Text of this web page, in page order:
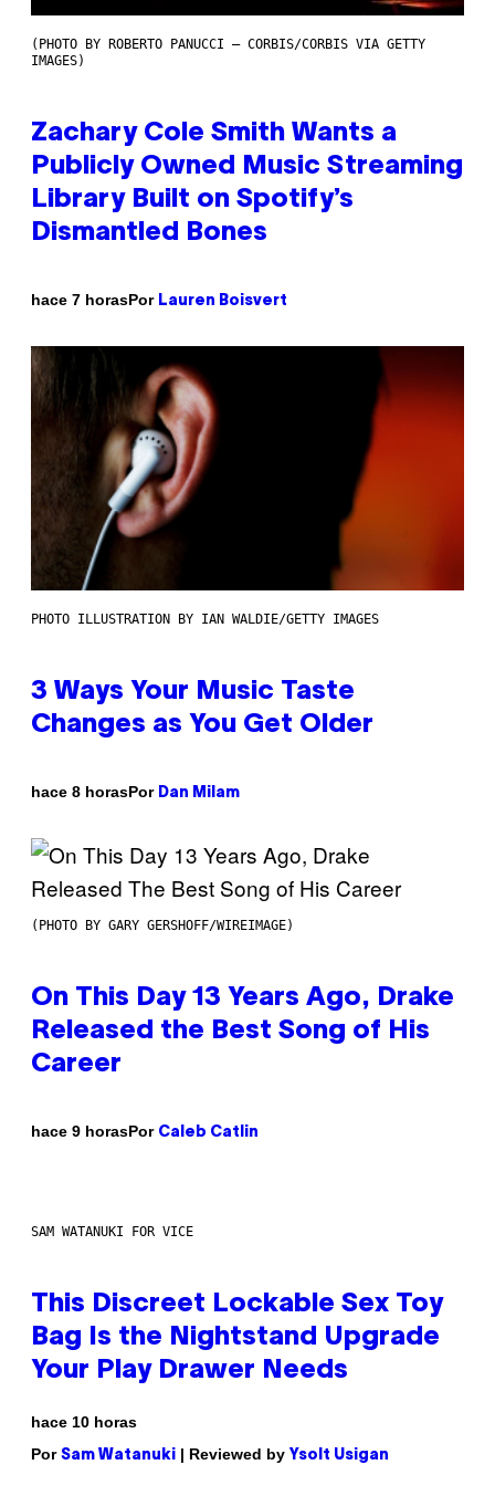
(PHOTO BY ROBERTO PANUCCI – CORBIS/CORBIS VIA GETTY
IMAGES)
Zachary Cole Smith Wants a
Publicly Owned Music Streaming
Library Built on Spotify’s
Dismantled Bones
hace 7 horasPor Lauren Boisvert
PHOTO ILLUSTRATION BY IAN WALDIE/GETTY IMAGES
3 Ways Your Music Taste
Changes as You Get Older
hace 8 horasPor Dan Milam
(PHOTO BY GARY GERSHOFF/WIREIMAGE)
On This Day 13 Years Ago, Drake
Released the Best Song of His
Career
hace 9 horasPor Caleb Catlin
SAM WATANUKI FOR VICE
This Discreet Lockable Sex Toy
Bag Is the Nightstand Upgrade
Your Play Drawer Needs
hace 10 horas
Por Sam Watanuki | Reviewed by Ysolt Usigan